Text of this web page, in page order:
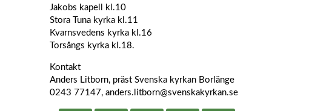
Jakobs kapell kl.10
Stora Tuna kyrka kl.11
Kvarnsvedens kyrka kl.16
Torsångs kyrka kl.18.
Kontakt
Anders Litborn, präst Svenska kyrkan Borlänge
0243 77147, anders.litborn@svenskakyrkan.se